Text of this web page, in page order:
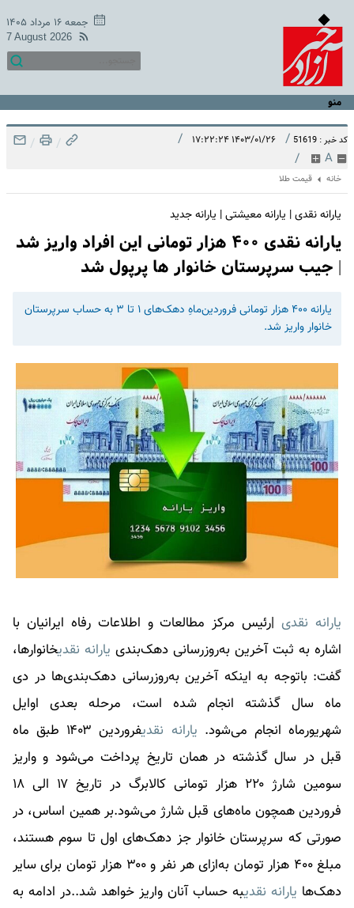
جمعه ۱۶ مرداد ۱۴۰۵
7 August 2026
منو
کد خبر : 51619 / ۱۴۰۳/۰۱/۲۶ ۱۷:۲۲:۲۴ /
A
/
/
/
خانه قیمت طلا
یارانه نقدی | یارانه معیشتی | یارانه جدید
یارانه نقدی ۴۰۰ هزار تومانی این افراد واریز شد
| جیب سرپرستان خانوار ها پرپول شد
یارانه ۴۰۰ هزار تومانی فروردین‌ماهِ دهک‌های ۱ تا ۳ به حساب سرپرستان
خانوار واریز شد.
یارانه نقدی|رئیس مرکز مطالعات و اطلاعات رفاه ایرانیان با
اشاره به ثبت آخرین به‌روزرسانی دهک‌بندی یارانه نقدیخانوارها،
گفت: باتوجه به اینکه آخرین به‌روزرسانی دهک‌بندی‌ها در دی
ماه سال گذشته انجام شده است، مرحله بعدی اوایل
شهریورماه انجام می‌شود. یارانه نقدی
فروردین ۱۴۰۳ طبق ماه
قبل در سال گذشته در همان تاریخ پرداخت می‌شود و واریز
سومین شارژ ۲۲۰ هزار تومانی کالابرگ در تاریخ ۱۷ الی ۱۸
فروردین همچون ماه‌های قبل شارژ می‌شود.بر همین اساس، در
صورتی که سرپرستان خانوار جز دهک‌های اول تا سوم هستند،
مبلغ ۴۰۰ هزار تومان به‌ازای هر نفر و ۳۰۰ هزار تومان برای سایر
دهک‌ها یارانه نقدیبه حساب آنان واریز خواهد شد..در ادامه به